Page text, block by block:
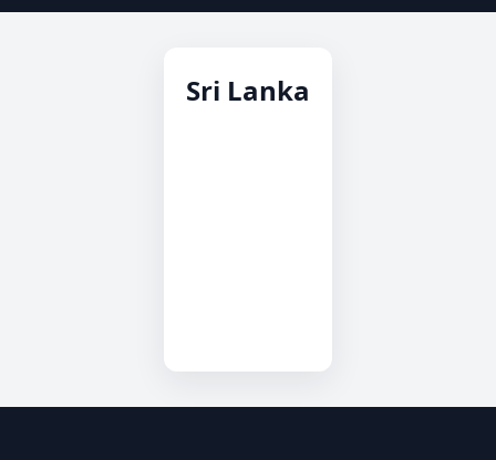
Sri Lanka